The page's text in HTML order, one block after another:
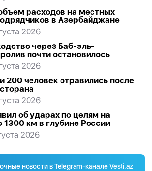
расходов на местных
в Азербайджане
2026
через Баб-эль-
почти остановилось
2026
200 человек отравились после
2026
об ударах по целям на
1300 км в глубине России
2026
новости в Telegram-канале Vesti.az